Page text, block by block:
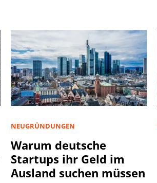
NEUGRÜNDUNGEN
Warum deutsche
Startups ihr Geld im
Ausland suchen müssen